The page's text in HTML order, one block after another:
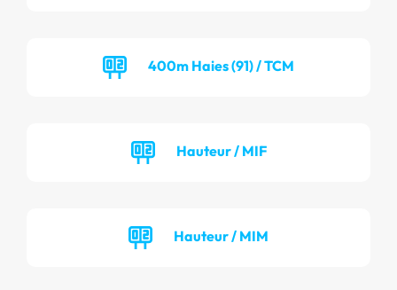
400m Haies (91) / TCM
Hauteur / MIF
Hauteur / MIM